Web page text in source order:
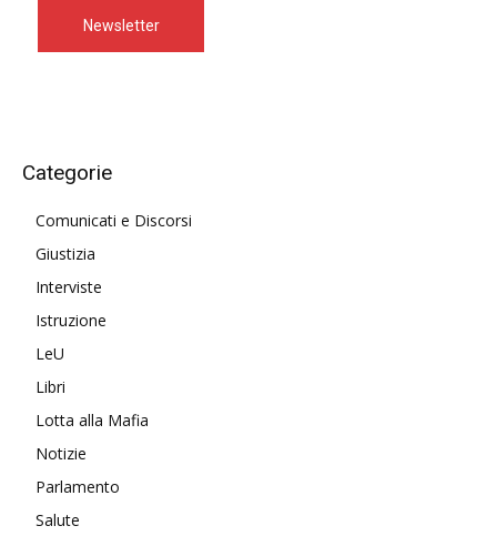
Newsletter
Categorie
Comunicati e Discorsi
Giustizia
Interviste
Istruzione
LeU
Libri
Lotta alla Mafia
Notizie
Parlamento
Salute